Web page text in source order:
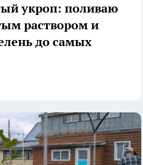
укроп: поливаю
раствором и
до самых